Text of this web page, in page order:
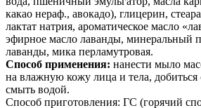
какао нераф., авокадо), глицерин,
лактат натрия, ароматическое масло
эфирное масло лаванды, минеральный
лаванды, мика перламутровая.
Способ применения: нанести мыло
на влажную кожу лица и тела, добиться
смыть водой.
Способ приготовления: ГС (горячий